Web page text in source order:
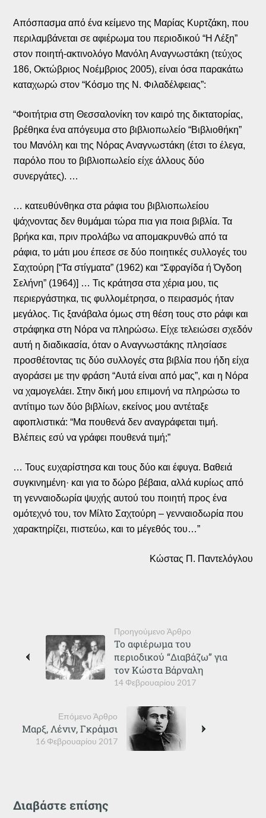
Απόσπασμα από ένα κείμενο της Μαρίας Κυρτζάκη, που
περιλαμβάνεται σε αφιέρωμα του περιοδικού “Η Λέξη”
στον ποιητή-ακτινολόγο Μανόλη Αναγνωστάκη (τεύχος
186, Οκτώβριος Νοέμβριος 2005), είναι όσα παρακάτω
καταχωρώ στον “Κόσμο της Ν. Φιλαδέλφειας”:
“Φοιτήτρια στη Θεσσαλονίκη τον καιρό της δικτατορίας,
βρέθηκα ένα απόγευμα στο βιβλιοπωλείο “Βιβλιοθήκη”
του Μανόλη και της Νόρας Αναγνωστάκη (έτσι το έλεγα,
παρόλο που το βιβλιοπωλείο είχε άλλους δύο
συνεργάτες). …
… κατευθύνθηκα στα ράφια του βιβλιοπωλείου
ψάχνοντας δεν θυμάμαι τώρα πια για ποια βιβλία. Τα
βρήκα και, πριν προλάβω να απομακρυνθώ από τα
ράφια, το μάτι μου έπεσε σε δύο ποιητικές συλλογές του
Σαχτούρη [“Τα στίγματα” (1962) και “Σφραγίδα ή Όγδοη
Σελήνη” (1964)] … Τις κράτησα στα χέρια μου, τις
περιεργάστηκα, τις φυλλομέτρησα, ο πειρασμός ήταν
μεγάλος. Τις ξανάβαλα όμως στη θέση τους στο ράφι και
στράφηκα στη Νόρα να πληρώσω. Είχε τελειώσει σχεδόν
αυτή η διαδικασία, όταν ο Αναγνωστάκης πλησίασε
προσθέτοντας τις δύο συλλογές στα βιβλία που ήδη είχα
αγοράσει με την φράση “Αυτά είναι από μας”, και η Νόρα
να χαμογελάει. Στην δική μου επιμονή να πληρώσω το
αντίτιμο των δύο βιβλίων, εκείνος μου αντέταξε
αφοπλιστικά: “Μα πουθενά δεν αναγράφεται τιμή.
Βλέπεις εσύ να γράφει πουθενά τιμή;”
… Τους ευχαρίστησα και τους δύο και έφυγα. Βαθειά
συγκινημένη· και για το δώρο βέβαια, αλλά κυρίως από
τη γενναιοδωρία ψυχής αυτού του ποιητή προς ένα
ομότεχνό του, τον Μίλτο Σαχτούρη – γενναιοδωρία που
χαρακτηρίζει, πιστεύω, και το μέγεθός του…”
Κώστας Π. Παντελόγλου
Προηγούμενο Άρθρο
14 Φεβρουαρίου 2017
Το αφιέρωμα του
περιοδικού “Διαβάζω” για
τον Κώστα Βάρναλη
Επόμενο Άρθρο
16 Φεβρουαρίου 2017
Μαρξ, Λένιν, Γκράμσι
Διαβάστε επίσης